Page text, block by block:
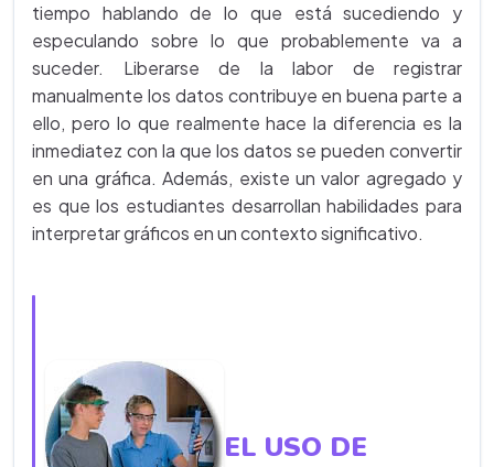
tiempo hablando de lo que está sucediendo y
especulando sobre lo que probablemente va a
suceder. Liberarse de la labor de registrar
manualmente los datos contribuye en buena parte a
ello, pero lo que realmente hace la diferencia es la
inmediatez con la que los datos se pueden convertir
en una gráfica. Además, existe un valor agregado y
es que los estudiantes desarrollan habilidades para
interpretar gráficos en un contexto significativo.
EL USO DE